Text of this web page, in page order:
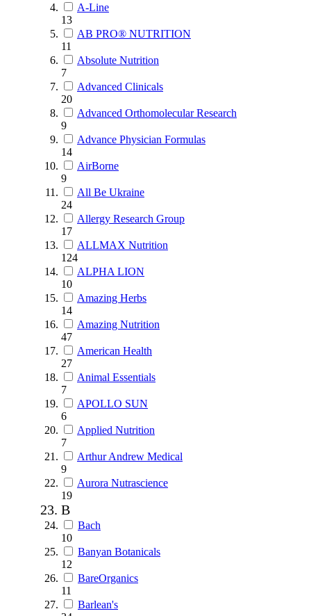
A-Line
13
AB PRO® NUTRITION
11
Absolute Nutrition
7
Advanced Clinicals
20
Advanced Orthomolecular Research
9
Advance Physician Formulas
14
AirBorne
9
All Be Ukraine
24
Allergy Research Group
17
ALLMAX Nutrition
124
ALPHA LION
10
Amazing Herbs
14
Amazing Nutrition
47
American Health
27
Animal Essentials
7
APOLLO SUN
6
Applied Nutrition
7
Arthur Andrew Medical
9
Aurora Nutrascience
19
B
Bach
10
Banyan Botanicals
12
BareOrganics
11
Barlean's